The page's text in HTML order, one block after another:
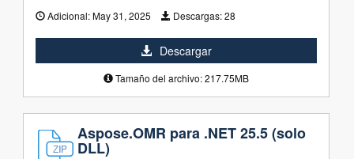
Adicional:May 31, 2025 Descargas:28
Descargar
Tamaño del archivo: 217.75MB
Aspose.OMR para .NET 25.5 (solo
DLL)